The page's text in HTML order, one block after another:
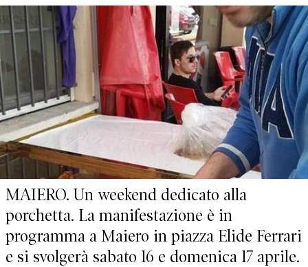
MAIERO. Un weekend dedicato alla
porchetta. La manifestazione è in
programma a Maiero in piazza Elide Ferrari
e si svolgerà sabato 16 e domenica 17 aprile.